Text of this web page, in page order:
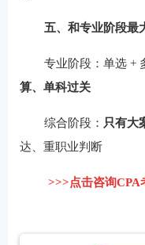
五、和专业阶段最
专业阶段：单选 +
算、单科过关
综合阶段： 只有大
达、重职业判断
>>>点击咨询CPA